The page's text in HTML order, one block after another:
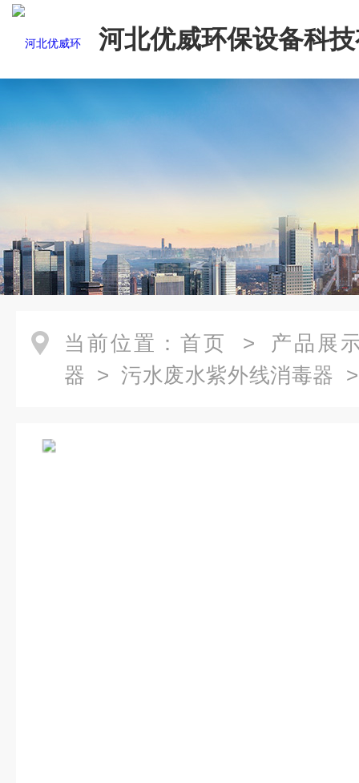
河北优威环保设备科
司
当前位置： 首页 > 产品展
器 > 污水废水紫外线消毒器